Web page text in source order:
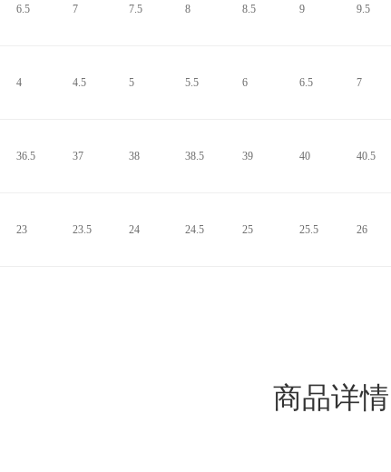
6.5 7 7.5 8 8.5 9 9.5
4 4.5 5 5.5 6 6.5 7
36.5 37 38 38.5 39 40 40.5
23 23.5 24 24.5 25 25.5 26
商品详情